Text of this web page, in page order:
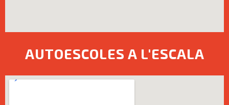
AUTOESCOLES A L'ESCALA